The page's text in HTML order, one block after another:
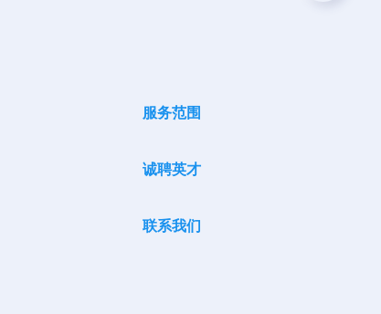
服务范围
诚聘英才
联系我们